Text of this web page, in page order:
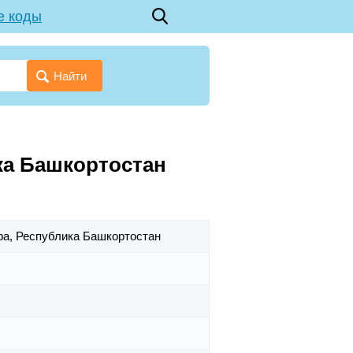
коды
Найти
Башкортостан
Республика Башкортостан